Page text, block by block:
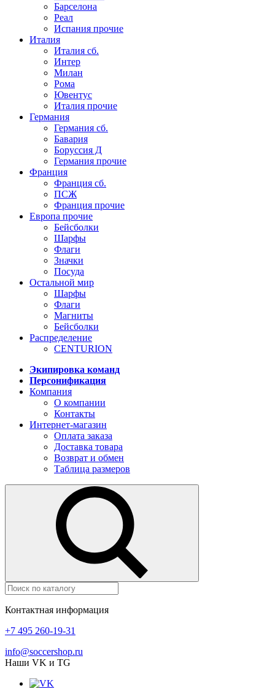
Барселона
Реал
Испания прочие
Италия
Италия сб.
Интер
Милан
Рома
Ювентус
Италия прочие
Германия
Германия сб.
Бавария
Боруссия Д
Германия прочие
Франция
Франция сб.
ПСЖ
Франция прочие
Европа прочие
Бейсболки
Шарфы
Флаги
Значки
Посуда
Остальной мир
Шарфы
Флаги
Магниты
Бейсболки
Распределение
CENTURION
Экипировка команд
Персонификация
Компания
О компании
Контакты
Интернет-магазин
Оплата заказа
Доставка товара
Возврат и обмен
Таблица размеров
Контактная информация
+7 495 260-19-31
info@soccershop.ru
Наши VK и TG